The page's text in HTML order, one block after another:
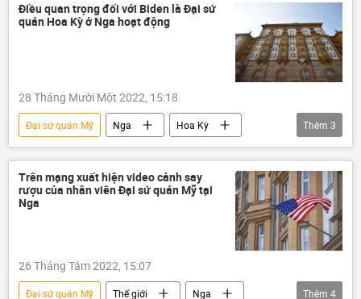
Điều quan trọng đối với Biden là Đại sứ
quán Hoa Kỳ ở Nga hoạt động
28 Tháng Mười Một 2022, 15:18
Đại sứ quán Mỹ Nga
Hoa Kỳ
Joe Biden
hợp tác Chính trị
Thêm 3
Trên mạng xuất hiện video cảnh say
rượu của nhân viên Đại sứ quán Mỹ tại
Nga
26 Tháng Tám 2022, 15:07
Đại sứ quán Mỹ Thế giới
Nga
Thêm 4